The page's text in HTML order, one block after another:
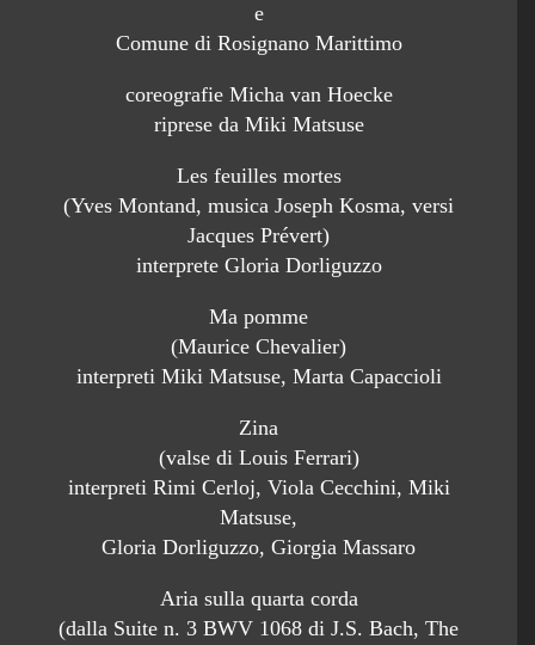
e
Comune di Rosignano Marittimo
coreografie Micha van Hoecke
riprese da Miki Matsuse
Les feuilles mortes
(Yves Montand, musica Joseph Kosma, versi
Jacques Prévert)
interprete Gloria Dorliguzzo
Ma pomme
(Maurice Chevalier)
interpreti Miki Matsuse, Marta Capaccioli
Zina
(valse di Louis Ferrari)
interpreti Rimi Cerloj, Viola Cecchini, Miki
Matsuse,
Gloria Dorliguzzo, Giorgia Massaro
Aria sulla quarta corda
(dalla Suite n. 3 BWV 1068 di J.S. Bach, The